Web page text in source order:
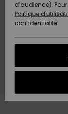
MAGASINS
QUIKSILVER
d’audience).
Politique
confidentialité